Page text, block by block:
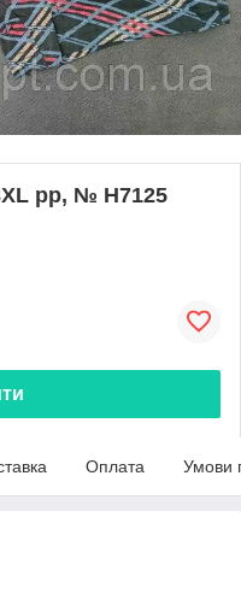
pp, № H7125
Оплата Умови